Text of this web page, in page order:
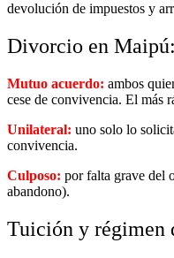
devolución de impuestos y
Divorcio en
Mutuo acuerdo: ambos
cese de convivencia. El más
Unilateral: uno solo lo
convivencia.
Culposo: por falta grave del
abandono).
Tuición y régimen